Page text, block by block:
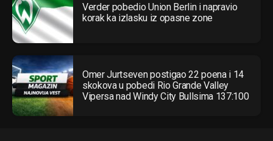
Verder pobedio Union Berlin i napravio
korak ka izlasku iz opasne zone
Omer Jurtseven postigao 22 poena i 14
skokova u pobedi Rio Grande Valley
Vipersa nad Windy City Bullsima 137:100